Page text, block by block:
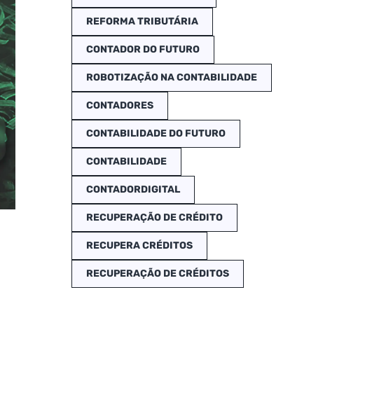
REFORMA TRIBUTÁRIA
CONTADOR DO FUTURO
ROBOTIZAÇÃO NA CONTABILIDADE
CONTADORES
CONTABILIDADE DO FUTURO
CONTABILIDADE
CONTADORDIGITAL
RECUPERAÇÃO DE CRÉDITO
RECUPERA CRÉDITOS
RECUPERAÇÃO DE CRÉDITOS